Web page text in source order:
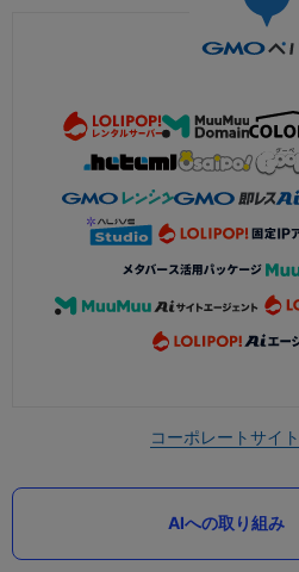
コーポレートサイト
AIへの取り組み